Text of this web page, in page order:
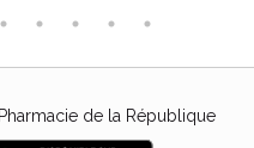
de la République